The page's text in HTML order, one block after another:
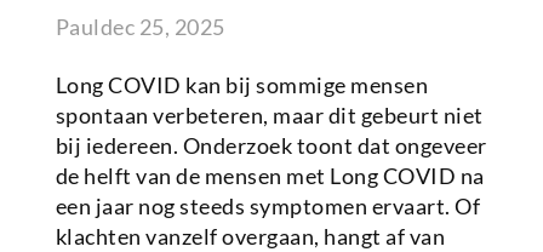
Pauldec 25, 2025
Long COVID kan bij sommige mensen
spontaan verbeteren, maar dit gebeurt niet
bij iedereen. Onderzoek toont dat ongeveer
de helft van de mensen met Long COVID na
een jaar nog steeds symptomen ervaart. Of
klachten vanzelf overgaan, hangt af van